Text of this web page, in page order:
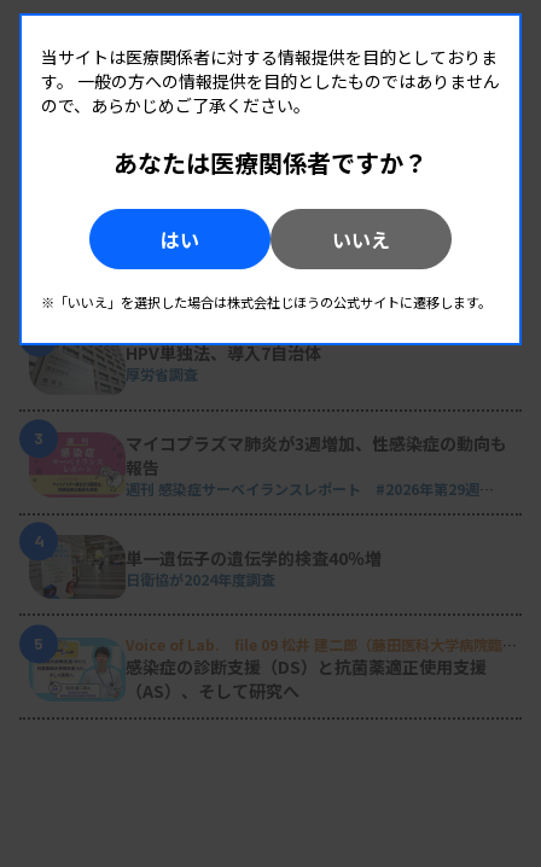
RANKING
変わり続ける検査の現場 #32 山形済生病院
生理検査のパニック値、報告体制を再構築 “伝え
HPV単独法、導入7自治体
厚労省調査
3
マイコプラズマ肺炎が3週増加、性感染症の動向も
報告
週刊 感染症サーベイランスレポート #2026年第29週
4
単一遺伝子の遺伝学的検査40％増
日衛協が2024年度調査
5
Voice of Lab. file 09 松井 建二郎（藤田医科大学病院臨床
検査部微生物遺伝子検査室）
感染症の診断支援（DS）と抗菌薬適正使用支援
（AS）、そして研究へ
当サイトは医療関係者に対する情報提供を目的としておりま
す。 一般の方への情報提供を目的としたものではありません
ので、あらかじめご了承ください。
あなたは医療関係者ですか？
はい いいえ
※「いいえ」を選択した場合は株式会社じほうの公式サイトに遷移します。